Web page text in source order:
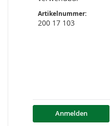
Artikelnummer:
200 17 103
Anmelden